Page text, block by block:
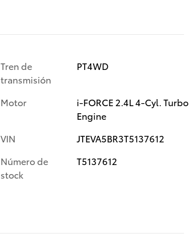
Tren de
transmisión
PT4WD
Motor
i-FORCE 2.4L 4-Cyl. Turbo
Engine
VIN
JTEVA5BR3T5137612
Número de
stock
T5137612